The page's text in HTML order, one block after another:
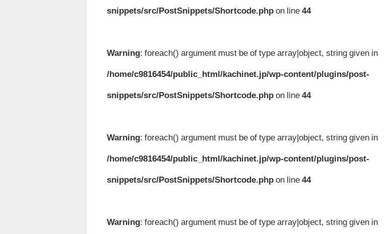
snippets/src/PostSnippets/Shortcode.php on line44
Warning: foreach() argument must be of type array|object, string given in
/home/c9816454/public_html/kachinet.jp/wp-content/plugins/post-
snippets/src/PostSnippets/Shortcode.php on line44
Warning: foreach() argument must be of type array|object, string given in
/home/c9816454/public_html/kachinet.jp/wp-content/plugins/post-
snippets/src/PostSnippets/Shortcode.php on line44
Warning: foreach() argument must be of type array|object, string given in